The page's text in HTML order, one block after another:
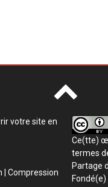
votre site en
| Compression
Ce(tte)
termes
Partage